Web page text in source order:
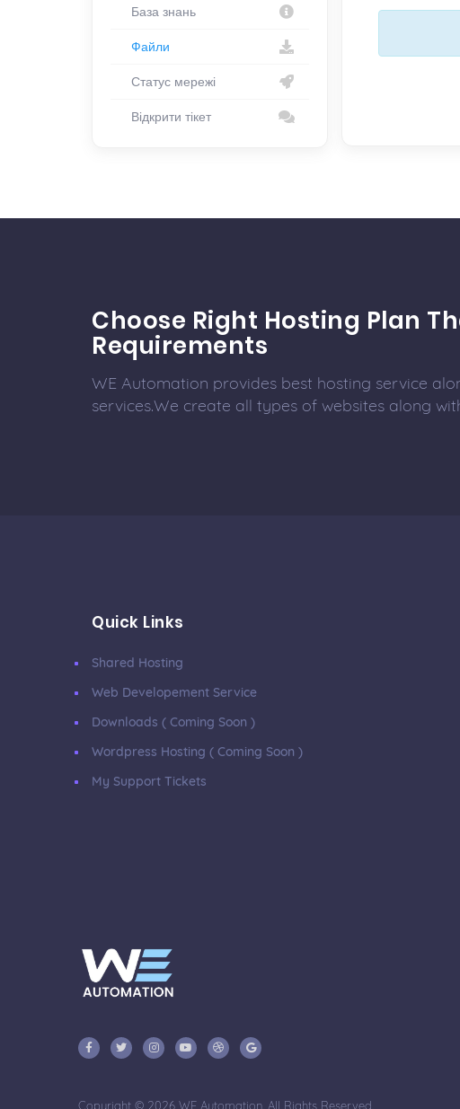
База знань
Файли
Статус мережі
Відкрити тікет
Choose Right Hosting Plan
Requirements
WE Automation provides best hosting service
services.We create all types of websites along
Quick Links
Shared Hosting
Web Developement Service
Downloads ( Coming Soon )
Wordpress Hosting ( Coming Soon )
My Support Tickets
Copyright © 2026 WE Automation. All Rights Reserved.